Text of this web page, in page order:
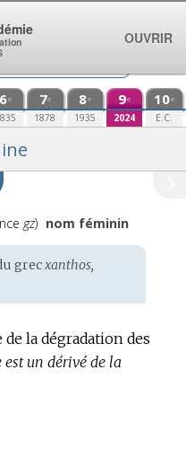
6e 7e
1878
8e
1935
9e
2024
10e
E.C.
gz) nom féminin
grecxanthos,
de la dégradation des
est un dérivé de la
OUVRIR